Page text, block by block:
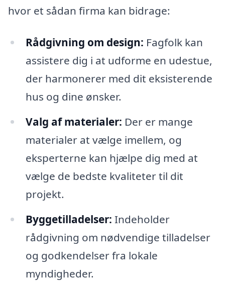
hvor et sådan firma kan bidrage:
Rådgivning om design: Fagfolk kan
assistere dig i at udforme en udestue,
der harmonerer med dit eksisterende
hus og dine ønsker.
Valg af materialer: Der er mange
materialer at vælge imellem, og
eksperterne kan hjælpe dig med at
vælge de bedste kvaliteter til dit
projekt.
Byggetilladelser: Indeholder
rådgivning om nødvendige tilladelser
og godkendelser fra lokale
myndigheder.